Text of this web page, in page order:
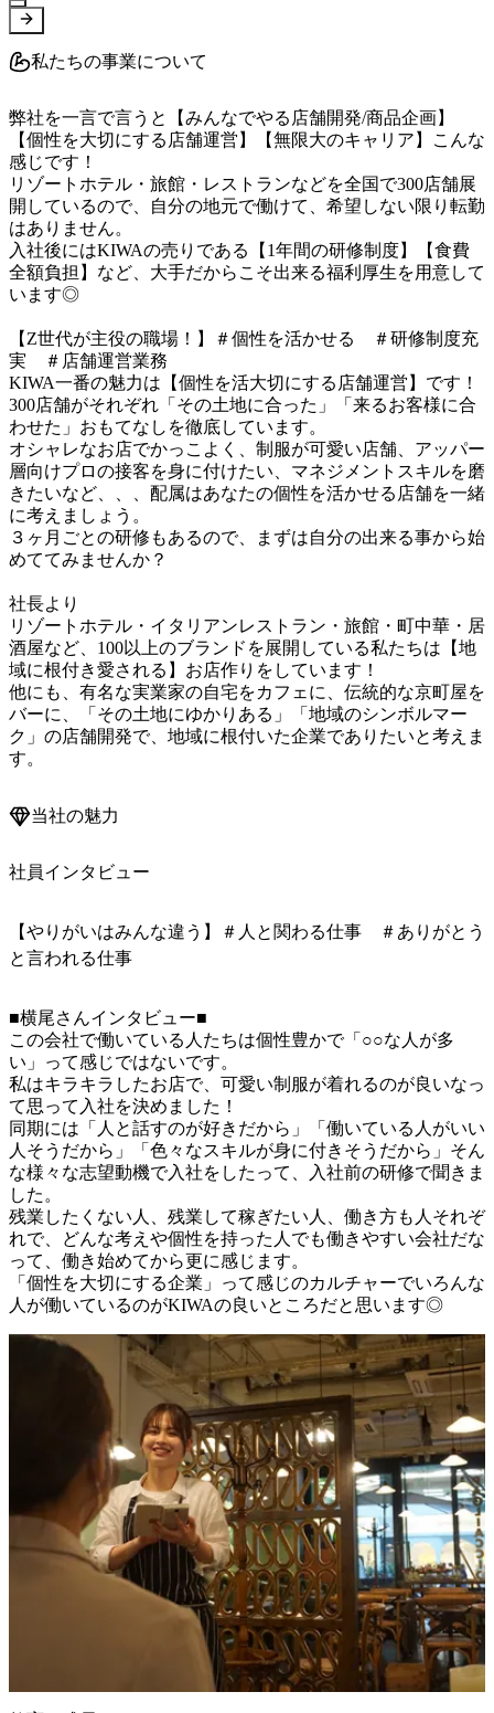
私たちの事業について
弊社を一言で言うと【みんなでやる店舗開発/商品企画】
【個性を大切にする店舗運営】【無限大のキャリア】こんな
感じです！
リゾートホテル・旅館・レストランなどを全国で300店舗展
開しているので、自分の地元で働けて、希望しない限り転勤
はありません。
入社後にはKIWAの売りである【1年間の研修制度】【食費
全額負担】など、大手だからこそ出来る福利厚生を用意して
います◎
【Z世代が主役の職場！】＃個性を活かせる　＃研修制度充
実　＃店舗運営業務
KIWA一番の魅力は【個性を活大切にする店舗運営】です！
300店舗がそれぞれ「その土地に合った」「来るお客様に合
わせた」おもてなしを徹底しています。
オシャレなお店でかっこよく、制服が可愛い店舗、アッパー
層向けプロの接客を身に付けたい、マネジメントスキルを磨
きたいなど、、、配属はあなたの個性を活かせる店舗を一緒
に考えましょう。
３ヶ月ごとの研修もあるので、まずは自分の出来る事から始
めててみませんか？
社長より
リゾートホテル・イタリアンレストラン・旅館・町中華・居
酒屋など、100以上のブランドを展開している私たちは【地
域に根付き愛される】お店作りをしています！
他にも、有名な実業家の自宅をカフェに、伝統的な京町屋を
バーに、「その土地にゆかりある」「地域のシンボルマー
ク」の店舗開発で、地域に根付いた企業でありたいと考えま
す。
当社の魅力
社員インタビュー
【やりがいはみんな違う】＃人と関わる仕事 ＃ありがとう
と言われる仕事
■横尾さんインタビュー■
この会社で働いている人たちは個性豊かで「○○な人が多
い」って感じではないです。
私はキラキラしたお店で、可愛い制服が着れるのが良いなっ
て思って入社を決めました！
同期には「人と話すのが好きだから」「働いている人がいい
人そうだから」「色々なスキルが身に付きそうだから」そん
な様々な志望動機で入社をしたって、入社前の研修で聞きま
した。
残業したくない人、残業して稼ぎたい人、働き方も人それぞ
れで、どんな考えや個性を持った人でも働きやすい会社だな
って、働き始めてから更に感じます。
「個性を大切にする企業」って感じのカルチャーでいろんな
人が働いているのがKIWAの良いところだと思います◎